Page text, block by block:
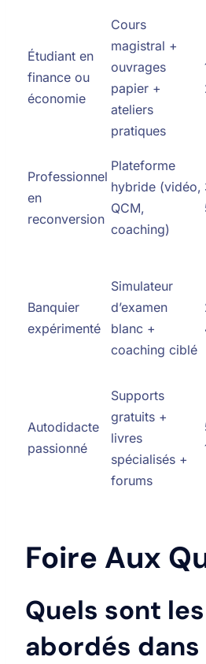
Étudiant en
finance ou
économie
Cours
magistral +
ouvrages
papier +
ateliers
pratiques
Professionnel
en
reconversion
Plateforme
hybride (vidéo,
QCM,
coaching)
Banquier
expérimenté
Simulateur
d’examen
blanc +
coaching ciblé
Autodidacte
passionné
Supports
gratuits +
livres
spécialisés +
forums
Foire Aux
Quels sont
abordés dans